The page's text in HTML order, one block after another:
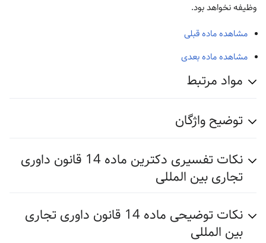
وظیفه نخواهد بود.
مشاهده ماده قبلی
مشاهده ماده بعدی
مواد مرتبط
توضیح واژگان
نکات تفسیری دکترین ماده 14 قانون داوری
تجاری بین المللی
نکات توضیحی ماده 14 قانون داوری تجاری
بین المللی